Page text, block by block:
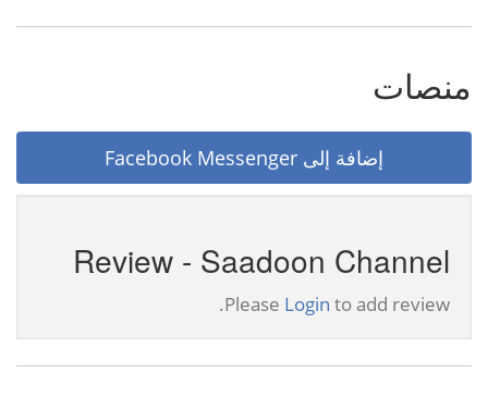
منصات
إضافة إلى Facebook Messenger
Review - Saadoon Channel
Please Login to add review.